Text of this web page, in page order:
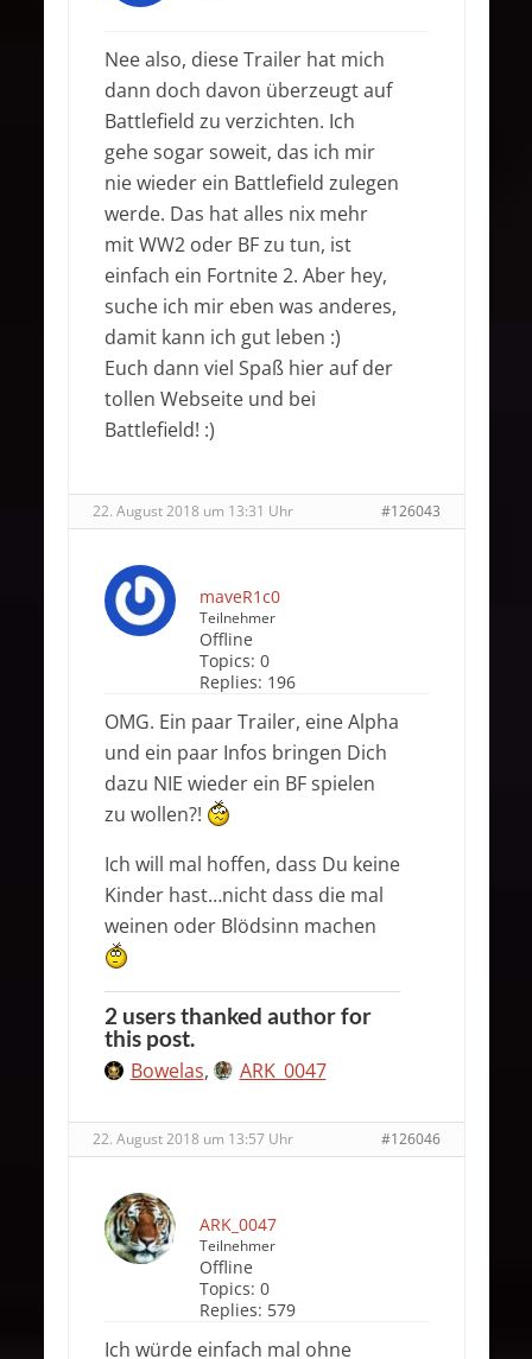
Nee also, diese Trailer hat mich
dann doch davon überzeugt auf
Battlefield zu verzichten. Ich
gehe sogar soweit, das ich mir
nie wieder ein Battlefield zulegen
werde. Das hat alles nix mehr
mit WW2 oder BF zu tun, ist
einfach ein Fortnite 2. Aber hey,
suche ich mir eben was anderes,
damit kann ich gut leben :)
Euch dann viel Spaß hier auf der
tollen Webseite und bei
Battlefield! :)
22. August 2018 um 13:31 Uhr #126043
maveR1c0
Teilnehmer
Offline
Topics: 0
Replies: 196
OMG. Ein paar Trailer, eine Alpha
und ein paar Infos bringen Dich
dazu NIE wieder ein BF spielen
zu wollen?!
Ich will mal hoffen, dass Du keine
Kinder hast…nicht dass die mal
weinen oder Blödsinn machen
2 users thanked author for
this post.
Bowelas, ARK_0047
22. August 2018 um 13:57 Uhr #126046
ARK_0047
Teilnehmer
Offline
Topics: 0
Replies: 579
Ich würde einfach mal ohne